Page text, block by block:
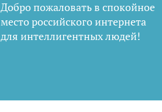
Добро пожаловать в спокойное
место российского интернета
для интеллигентных людей!